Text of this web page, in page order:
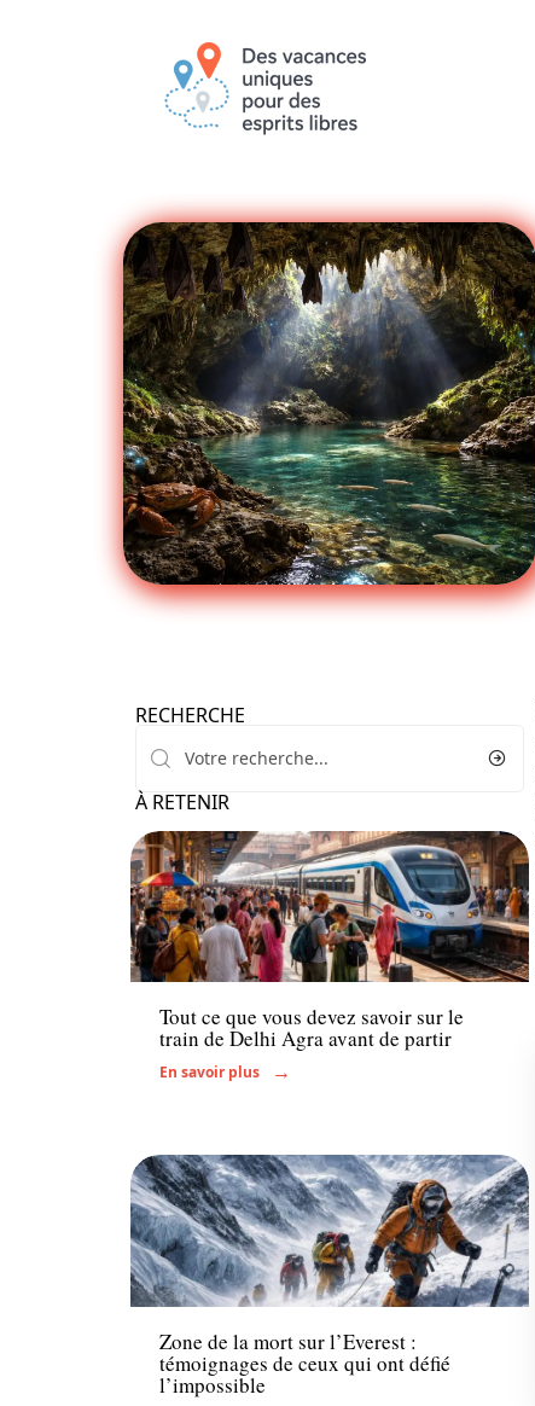
RECHERCHE
À RETENIR
Transport
Tout ce que vous devez savoir sur le
train de Delhi Agra avant de partir
En savoir plus
Actu
Zone de la mort sur l’Everest :
témoignages de ceux qui ont défié
l’impossible